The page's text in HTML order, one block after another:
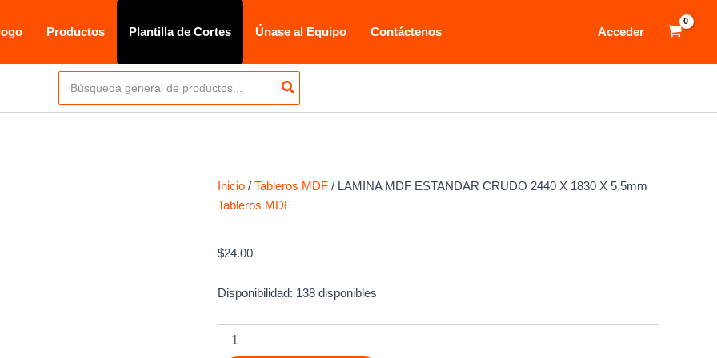
Productos Plantilla de Cortes Únase al Equipo Contáctenos Acceder
por:
Inicio / Tableros MDF / LAMINA MDF ESTANDAR CRUDO 2440 X 1830 X 5.5mm
Tableros MDF
$24.00
Disponibilidad: 138 disponibles
MDF